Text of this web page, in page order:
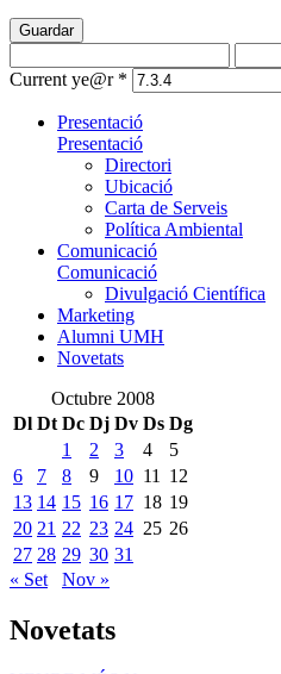
Guardar
Current ye@r *
Presentació
Presentació
Directori
Ubicació
Carta de Serveis
Política Ambiental
Comunicació
Comunicació
Divulgació Científica
Marketing
Alumni UMH
Novetats
Octubre 2008
Dl Dt Dc Dj Dv Ds Dg
1
2 3 4
5
6
7 8 9 10 11 12
13 14 15 16 17 18 19
20 21 22 23 24 25 26
27 28 29 30 31
« Set
Nov »
Novetats